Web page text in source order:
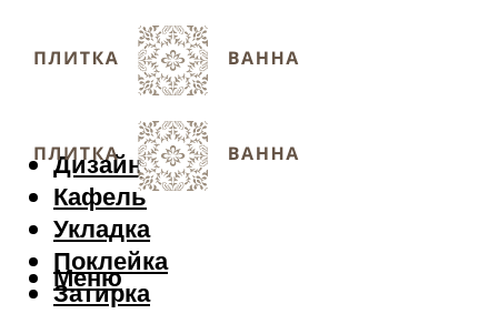
Дизайн
Кафель
Укладка
Поклейка
Затирка
Меню